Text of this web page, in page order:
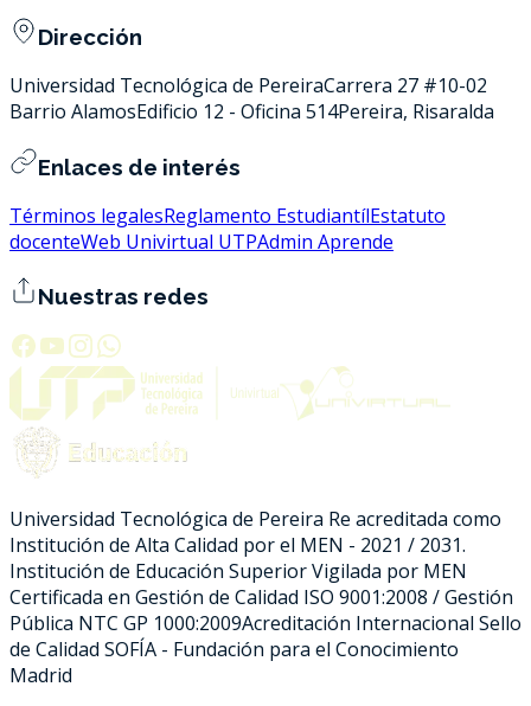
Dirección
Universidad Tecnológica de PereiraCarrera 27 #10-02
Barrio AlamosEdificio 12 - Oficina 514Pereira, Risaralda
Enlaces de interés
Términos legalesReglamento EstudiantílEstatuto
docenteWeb Univirtual UTPAdmin Aprende
Nuestras redes
Universidad Tecnológica de Pereira Re acreditada como
Institución de Alta Calidad por el MEN - 2021 / 2031.
Institución de Educación Superior Vigilada por MEN
Certificada en Gestión de Calidad ISO 9001:2008 / Gestión
Pública NTC GP 1000:2009Acreditación Internacional Sello
de Calidad SOFÍA - Fundación para el Conocimiento
Madrid